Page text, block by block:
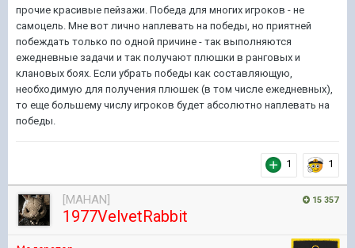
прочие красивые пейзажи. Победа для многих игроков - не
самоцель. Мне вот лично наплевать на победы, но приятней
побеждать только по одной причине - так выполняются
ежедневные задачи и так получают плюшки в ранговых и
клановых боях. Если убрать победы как составляющую,
необходимую для получения плюшек (в том числе ежедневных),
то еще большему числу игроков будет абсолютно наплевать на
победы.
1 1
15 357
[MAHAN]
1977VelvetRabbit